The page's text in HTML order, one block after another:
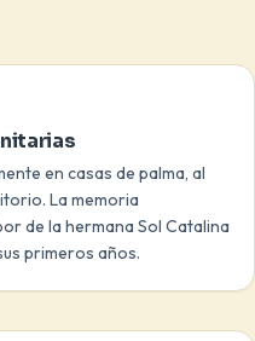
en casas de palma, al
La memoria
de la hermana Sol Catalina
primeros años.